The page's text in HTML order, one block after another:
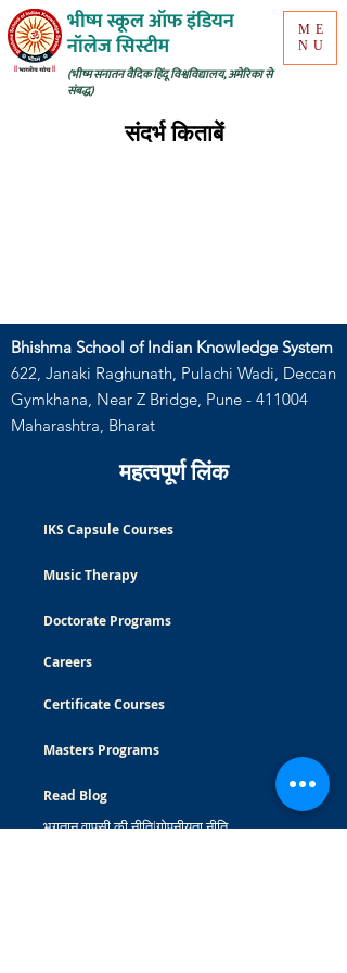
ME
NU
भीष्म स्कूल ऑफ इंडियन
नॉलेज सिस्टीम
(भीष्म सनातन वैदिक हिंदू विश्वविद्यालय, अमेरिका से
संबद्ध)
संदर्भ किताबें
Bhishma School of Indian Knowledge System
622, Janaki Raghunath, Pulachi Wadi, Deccan
Gymkhana, Near Z Bridge, Pune - 411004
Maharashtra, Bharat
महत्वपूर्ण लिंक
IKS Capsule Courses
Music Therapy
Doctorate Programs
Careers
Certificate Courses
Masters Programs
Read Blog
भुगतान वापसी की नीति|गोपनीयता नीति